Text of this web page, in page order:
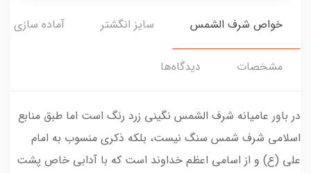
خواص شرف الشمس سایز انگشتر آماده سازی و
مشخصات دیدگاه‌ها
در باور عامیانه شرف الشمس نگینی زرد رنگ است اما طبق منابع
اسلامی شرف شمس سنگ نیست، بلکه ذکری منسوب به امام
علی (ع) و از اسامی اعظم خداوند است که با آدابی خاص پشت